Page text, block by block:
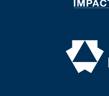
Image